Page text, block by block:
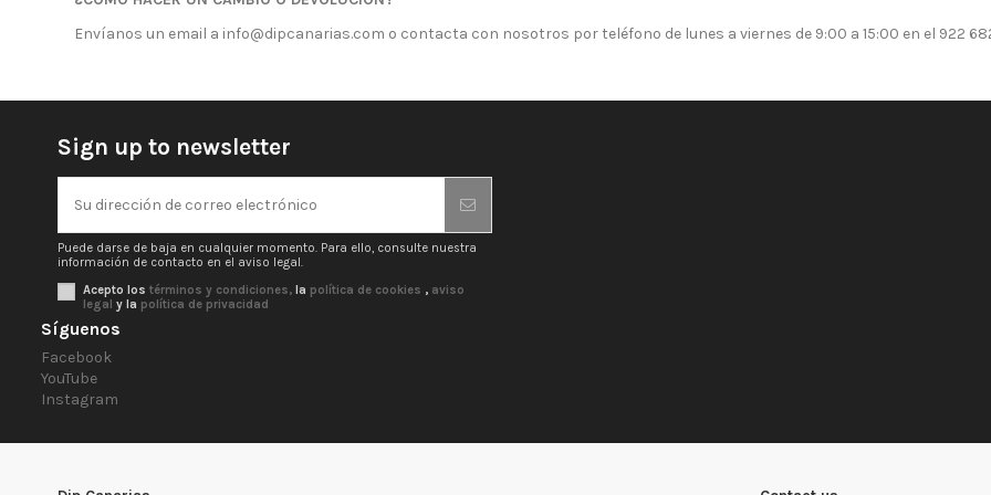
Envíanos un email a info@dipcanarias.com o contacta con nosotros por teléfono de lunes a viernes de 9:00 a 15:00 en el 922
Sign up to newsletter
Puede darse de baja en cualquier momento. Para ello, consulte nuestra
información de contacto en el aviso legal.
Acepto los términos y condiciones, la política de cookies , aviso
legal y la política de privacidad
Síguenos
Facebook
YouTube
Instagram